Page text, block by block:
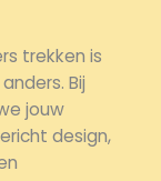
trekken is
Bij
jouw
design,